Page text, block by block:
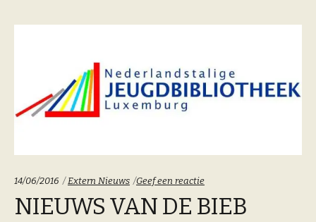
14/06/2016 Categoriën:
Extern Nieuws Geef een reactie
NIEUWS VAN DE BIEB